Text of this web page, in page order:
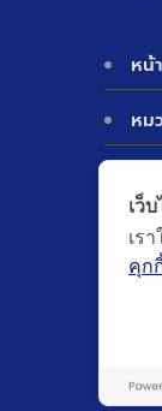
หน้
หม
เว็
เร
คุก